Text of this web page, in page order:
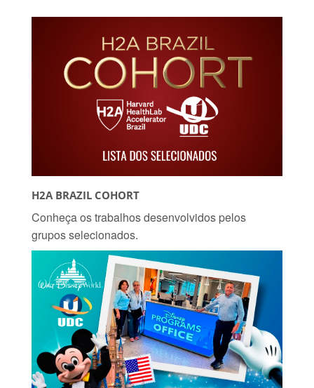
H2A BRAZIL COHORT
Conheça os trabalhos desenvolvidos pelos
grupos selecionados.